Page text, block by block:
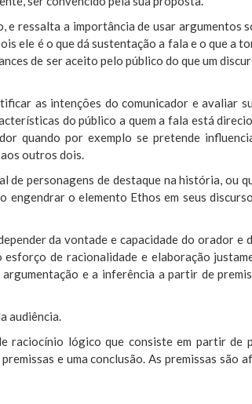
ressalta a importância de usar argumentos
ele é o que dá sustentação a fala e o que a
de ser aceito pelo público do que um
as intenções do comunicador e avaliar
do público a quem a fala está
quando por exemplo se pretende
outros dois.
personagens de destaque na história, ou
engendrar o elemento Ethos em seus
da vontade e capacidade do orador e
de racionalidade e elaboração
e a inferência a partir de
audiência.
raciocínio lógico que consiste em partir de
e uma conclusão. As premissas são